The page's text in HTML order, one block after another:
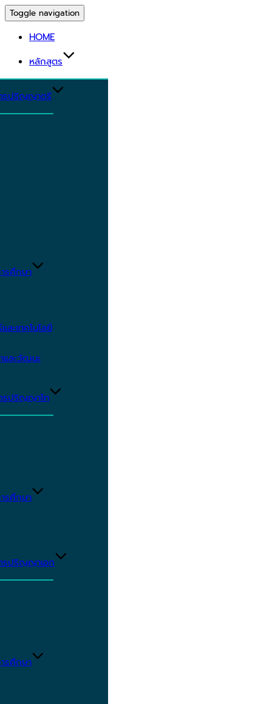
Toggle navigation
HOME
หลักสูตร
รปริญญาตรี
รศึกษา
ะเทคโนโลยี
และวัฒนะ
รปริญญาโท
รศึกษา
รปริญญาเอก
รศึกษา